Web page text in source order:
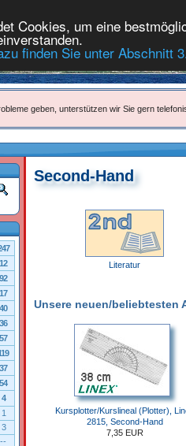
Cookies, um eine
finden Sie unter Abschnitt
geben, unterstützen wir Sie gern
Second-Hand
Literatur
Unsere neuen/beliebtesten
Kursplotter/Kurslineal (Plotter),
2815, Second-Hand
7,35 EUR
12
92
17
40
36
57
37
54
4
1
3
--